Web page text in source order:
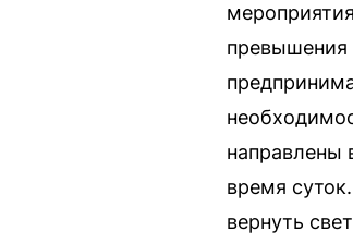
превышения
направлены
время
вернуть